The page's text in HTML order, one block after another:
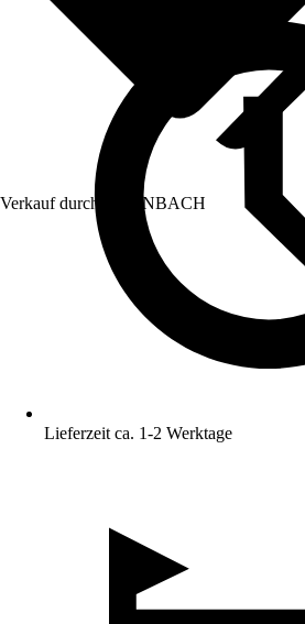
Verkauf durch: HORNBACH
Lieferzeit ca. 1-2 Werktage